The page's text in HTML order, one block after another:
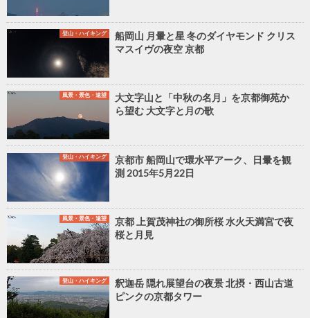
登山・ハイキング
船岡山 月暈と星 冬のダイヤモンド クリス
マスイヴの夜空 京都
風景・景色・遠望
大文字山と「中秋の名月」を京都御苑か
ら望む 大文字と月の歌
登山・ハイキング
京都市 船岡山で環水平アーク、日暈を観
測 2015年5月22日
風景・景色・遠望
京都 上賀茂神社の御所桜 水火天満宮で夜
桜と月見
登山・ハイキング
釈迦岳 隠れ展望台の夜景 北摂・西山古道
ピンクの京都タワー